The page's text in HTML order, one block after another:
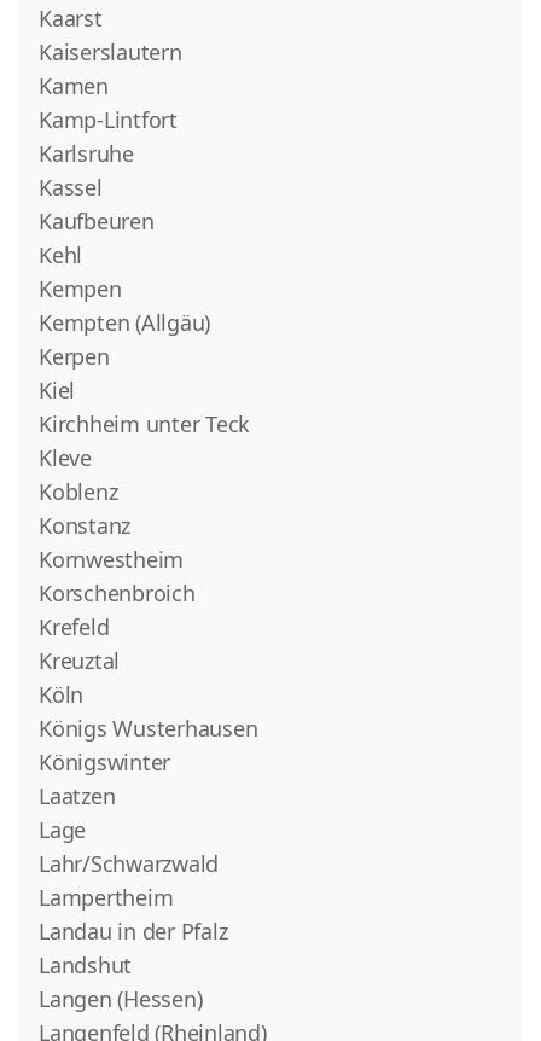
Kaarst
Kaiserslautern
Kamen
Kamp-Lintfort
Karlsruhe
Kassel
Kaufbeuren
Kehl
Kempen
Kempten (Allgäu)
Kerpen
Kiel
Kirchheim unter Teck
Kleve
Koblenz
Konstanz
Kornwestheim
Korschenbroich
Krefeld
Kreuztal
Köln
Königs Wusterhausen
Königswinter
Laatzen
Lage
Lahr/Schwarzwald
Lampertheim
Landau in der Pfalz
Landshut
Langen (Hessen)
Langenfeld (Rheinland)